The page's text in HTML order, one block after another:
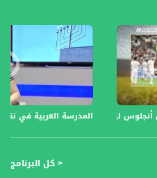
المدرسة العربية في نتسيريت عيليت
نبيل سلامة ،صباحنا غير،5-7-2018- مساواة
< كل البرنامج